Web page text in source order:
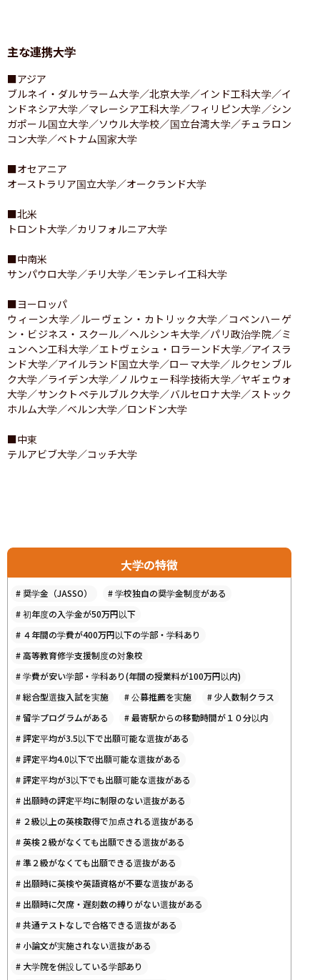
主な連携大学
■アジア
ブルネイ・ダルサラーム大学／北京大学／インド工科大学／イ
ンドネシア大学／マレーシア工科大学／フィリピン大学／シン
ガポール国立大学／ソウル大学校／国立台湾大学／チュラロン
コン大学／ベトナム国家大学
■オセアニア
オーストラリア国立大学／オークランド大学
■北米
トロント大学／カリフォルニア大学
■中南米
サンパウロ大学／チリ大学／モンテレイ工科大学
■ヨーロッパ
ウィーン大学／ルーヴェン・カトリック大学／コペンハーゲ
ン・ビジネス・スクール／ヘルシンキ大学／パリ政治学院／ミ
ュンヘン工科大学／エトヴェシュ・ロラーンド大学／アイスラ
ンド大学／アイルランド国立大学／ローマ大学／ルクセンブル
ク大学／ライデン大学／ノルウェー科学技術大学／ヤギェウォ
大学／サンクトペテルブルク大学／バルセロナ大学／ストック
ホルム大学／ベルン大学／ロンドン大学
■中東
テルアビブ大学／コッチ大学
大学の特徴
# 奨学金（JASSO） #学校独自の奨学金制度がある
#初年度の入学金が50万円以下
# ４年間の学費が400万円以下の学部・学科あり
#高等教育修学支援制度の対象校
#学費が安い学部・学科あり(年間の授業料が100万円以内)
#総合型選抜入試を実施 #公募推薦を実施 #少人数制クラス
#留学プログラムがある #最寄駅からの移動時間が１０分以内
#評定平均が3.5以下で出願可能な選抜がある
#評定平均4.0以下で出願可能な選抜がある
#評定平均が3以下でも出願可能な選抜がある
# 出願時の評定平均に制限のない選抜がある
# ２級以上の英検取得で加点される選抜がある
#英検２級がなくても出願できる選抜がある
#準２級がなくても出願できる選抜がある
# 出願時に英検や英語資格が不要な選抜がある
# 出願時に欠席・遅刻数の縛りがない選抜がある
#共通テストなしで合格できる選抜がある
# 小論文が実施されない選抜がある
# 大学院を併設している学部あり